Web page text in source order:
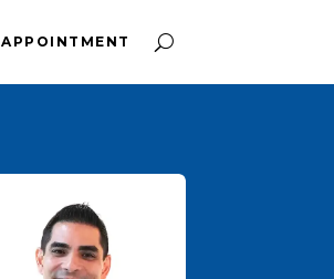
APPOINTMENT